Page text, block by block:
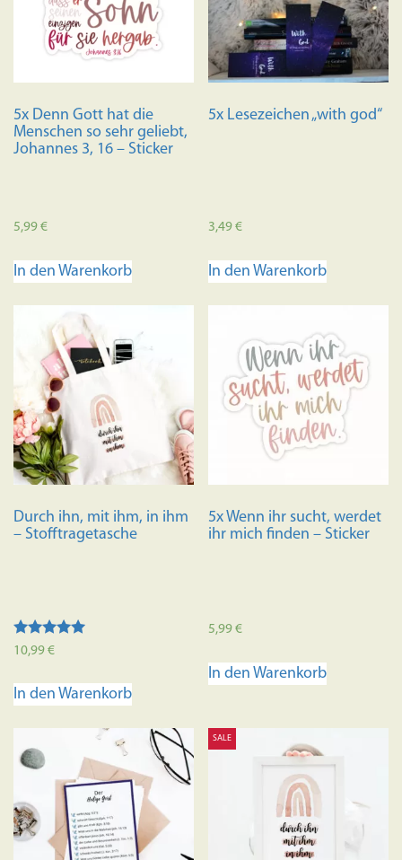
5x Denn Gott hat die
Menschen so sehr geliebt,
Johannes 3, 16 – Sticker
5,99€
In den Warenkorb
5x Lesezeichen „with god“
3,49€
In den Warenkorb
Durch ihn, mit ihm, in ihm
– Stofftragetasche
Bewertet mit
5.00
10,99€
In den Warenkorb
5x Wenn ihr sucht, werdet
ihr mich finden – Sticker
5,99€
In den Warenkorb
SALE